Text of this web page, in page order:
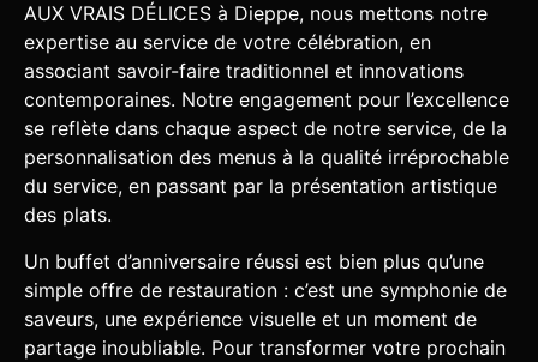
AUX VRAIS DÉLICES à Dieppe, nous mettons notre
expertise au service de votre célébration, en
associant savoir-faire traditionnel et innovations
contemporaines. Notre engagement pour l’excellence
se reflète dans chaque aspect de notre service, de la
personnalisation des menus à la qualité irréprochable
du service, en passant par la présentation artistique
des plats.
Un buffet d’anniversaire réussi est bien plus qu’une
simple offre de restauration : c’est une symphonie de
saveurs, une expérience visuelle et un moment de
partage inoubliable. Pour transformer votre prochain